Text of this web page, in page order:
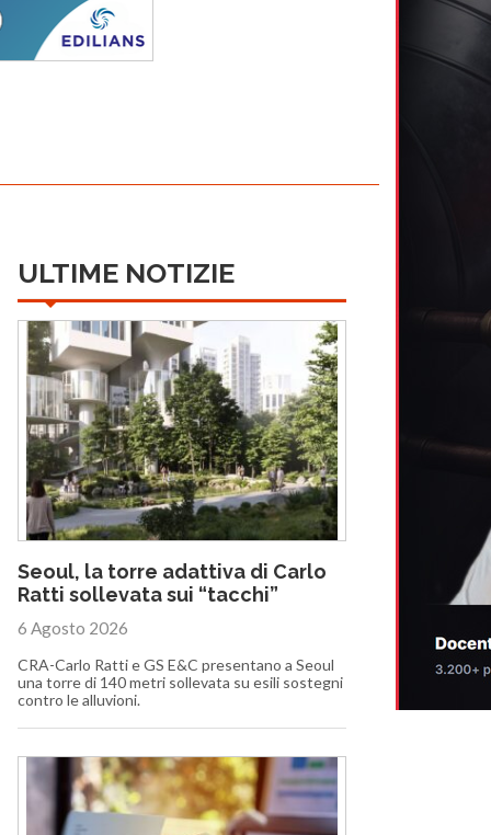
ULTIME NOTIZIE
Seoul, la torre adattiva di Carlo
Ratti sollevata sui “tacchi”
6 Agosto 2026
CRA-Carlo Ratti e GS E&C presentano a Seoul
una torre di 140 metri sollevata su esili sostegni
contro le alluvioni.